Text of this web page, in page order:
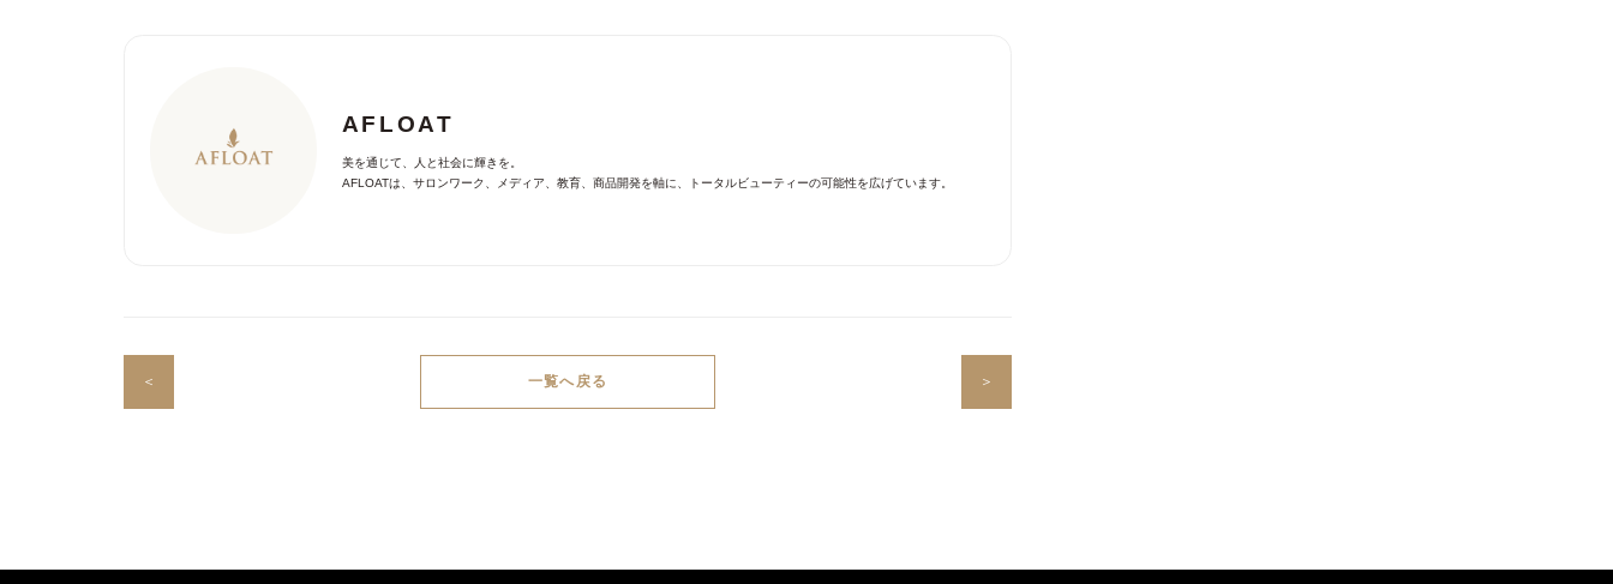
AFLOAT
美を通じて、人と社会に輝きを。
AFLOATは、サロンワーク、メディア、教育、商品開発を軸に、トータルビューティーの可能性を広げています。
＜ 一覧へ戻る ＞